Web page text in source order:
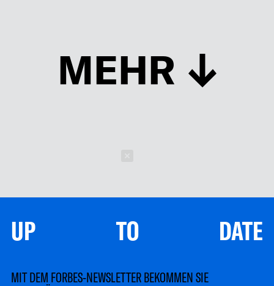
MEHR
UP TO DATE
MIT DEM FORBES-NEWSLETTER BEKOMMEN SIE